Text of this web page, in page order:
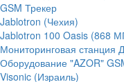
GSM Трекер
Jablotron (Чехия)
Jablotron 100 Oasis (868
Мониторинговая станция
Оборудование "AZOR"
Visonic (Израиль)